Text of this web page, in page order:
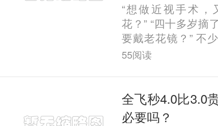
“想做近视手术，
花？” “四十多岁摘
要戴老花镜？” 不
存顾虑，最常见的
55阅读
全飞秒4.0比3.0
必要吗？